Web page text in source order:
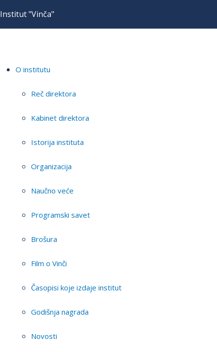
Institut "Vinča"
O institutu
Reč direktora
Kabinet direktora
Istorija instituta
Organizacija
Naučno veće
Programski savet
Brošura
Film o Vinči
Časopisi koje izdaje institut
Godišnja nagrada
Novosti